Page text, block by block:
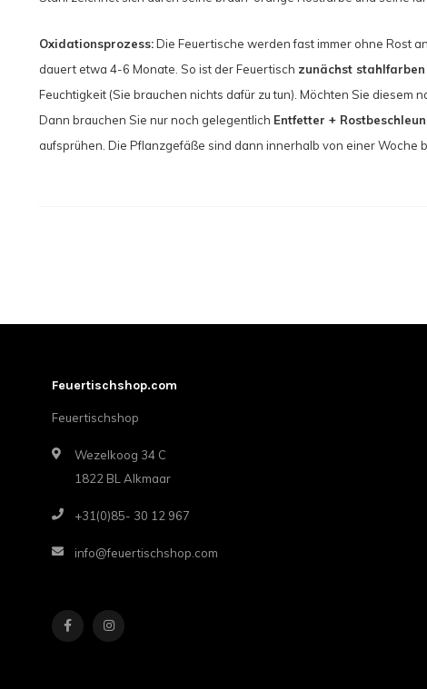
Oxidationsprozess:Die Feuertische werden fast immer ohne Rost
dauert etwa 4-6 Monate. So ist der Feuertisch zunächst stahlfarben
Feuchtigkeit (Sie brauchen nichts dafür zu tun). Möchten Sie diesem
Dann brauchen Sie nur noch gelegentlich Entfetter +
aufsprühen. Die Pflanzgefäße sind dann innerhalb von einer Woche
Feuertischshop.com
Feuertischshop
Wezelkoog 34 C
1822 BL Alkmaar
+31(0)85- 30 12 967
info@feuertischshop.com